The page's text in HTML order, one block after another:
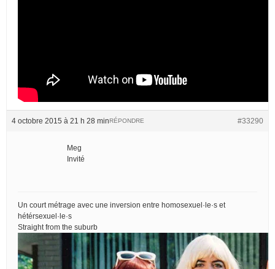
4 octobre 2015 à 21 h 28 min #33290
RÉPONDRE
Meg
Invité
Un court métrage avec une inversion entre homosexuel·le·s et
hétérsexuel·le·s
Straight from the suburb